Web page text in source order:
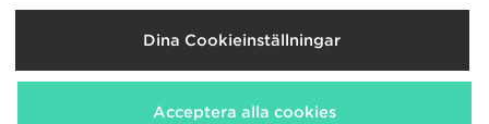
Levererar Till
Sverige
Vi accepterar följande betalningssätt
Dina Cookieinställningar
Acceptera alla cookies